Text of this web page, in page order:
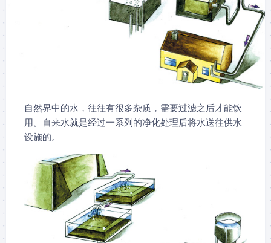
自然界中的水，往往有很多杂质，需要过滤之后才能饮
用。自来水就是经过一系列的净化处理后将水送往供水
设施的。